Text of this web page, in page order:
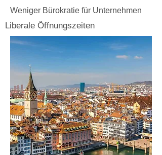
Weniger Bürokratie für Unternehmen
Liberale Öffnungszeiten